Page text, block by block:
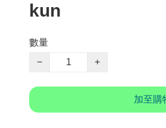
kun
數量
−
+
加至購